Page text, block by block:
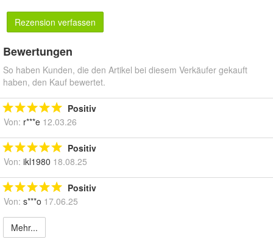
Rezension verfassen
Bewertungen
So haben Kunden, die den Artikel bei diesem Verkäufer gekauft
haben, den Kauf bewertet.
Positiv
Von: r***e 12.03.26
Positiv
Von: ikl1980 18.08.25
Positiv
Von: s***o 17.06.25
Mehr...